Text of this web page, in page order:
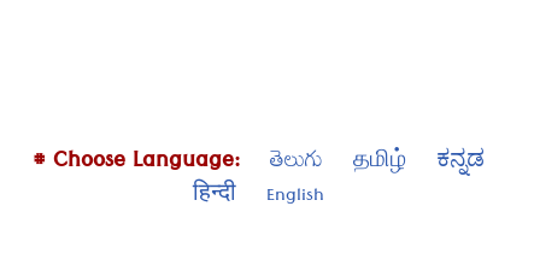
# Choose Language: తెలుగు தமிழ்
ಕನ್ನಡ
हिन्दी
English